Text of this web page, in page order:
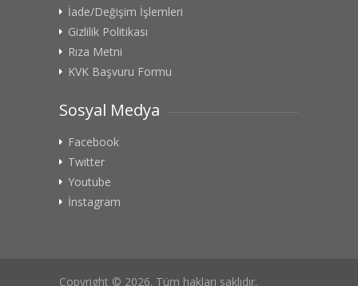
İade/Değişim İşlemleri
Gizlilik Politikası
Rıza Metni
KVK Başvuru Formu
Sosyal Medya
Facebook
Twitter
Youtube
İnstagram
Copyright © 2026. Tüm hakları saklıdır.